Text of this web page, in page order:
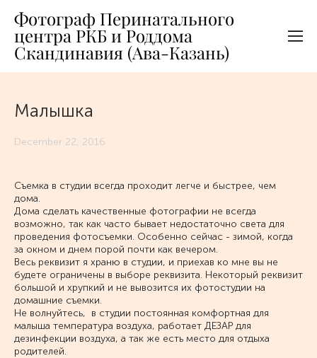
Фотограф Перинатального
центра РКБ и Роддома
Скандинавия (Ава-Казань)
Малышка
December 22, 2016
Съемка в студии всегда проходит легче и быстрее, чем
дома.
Дома сделать качественные фотографии не всегда
возможно, так как часто бывает недостаточно света для
проведения фотосъемки. Особенно сейчас - зимой, когда
за окном и днем порой почти как вечером.
Весь реквизит я храню в студии, и приехав ко мне вы не
будете ограничены в выборе реквизита. Некоторый реквизит
большой и хрупкий и не вывозится их фотостудии на
домашние съемки.
Не волнуйтесь, в студии постоянная комфортная для
малыша температура воздуха, работает ДЕЗАР для
дезинфекции воздуха, а так же есть место для отдыха
родителей.